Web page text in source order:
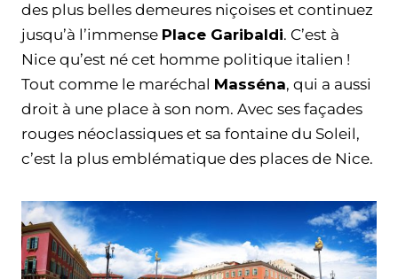
des plus belles demeures niçoises et continuez
jusqu’à l’immense Place Garibaldi. C’est à
Nice qu’est né cet homme politique italien !
Tout comme le maréchal Masséna, qui a aussi
droit à une place à son nom. Avec ses façades
rouges néoclassiques et sa fontaine du Soleil,
c’est la plus emblématique des places de Nice.